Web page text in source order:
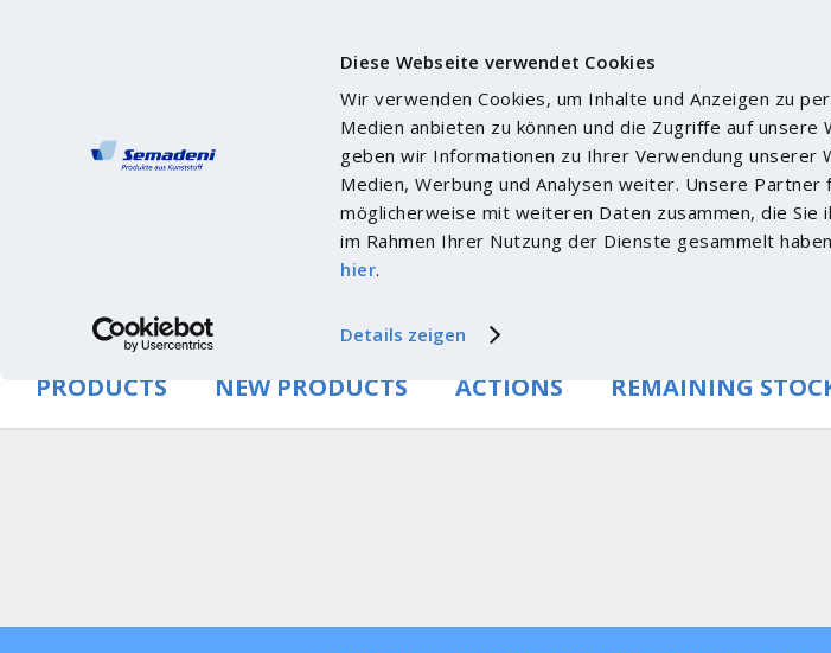
Diese Webseite verwendet Cookies
Wir verwenden Cookies, um Inhalte und Anzeigen zu
Medien anbieten zu können und die Zugriffe auf unsere
geben wir Informationen zu Ihrer Verwendung unserer
Medien, Werbung und Analysen weiter. Unsere
möglicherweise mit weiteren Daten zusammen, die
im Rahmen Ihrer Nutzung der Dienste gesammelt
hier.
Details zeigen
To the corporate website
PRODUCTS NEW PRODUCTS ACTIONS REMAINING